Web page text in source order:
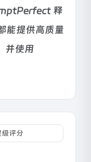
释
能提供高质量
并使用
级评分